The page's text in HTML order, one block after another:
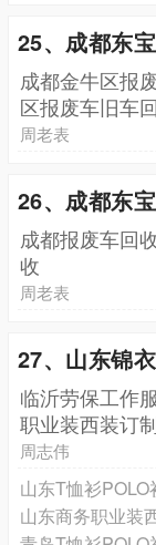
25、成都东
成都金牛区报
区报废车旧车
周老表
26、成都东
成都报废车回
收
周老表
27、山东锦
临沂劳保工作
职业装西装订
周志伟
山东T恤衫
山东商务职业装